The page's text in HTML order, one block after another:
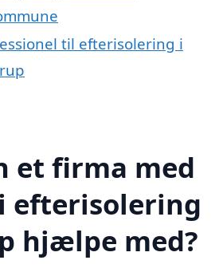
til efterisolering i
et firma med
efterisolering
hjælpe med?